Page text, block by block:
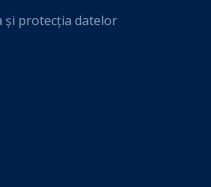
și protecția datelor